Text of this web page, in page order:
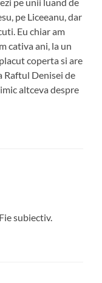
pe Liceeanu, dar
Eu chiar am
cativa ani, la un
coperta si are
Raftul Denisei de
altceva despre
subiectiv.